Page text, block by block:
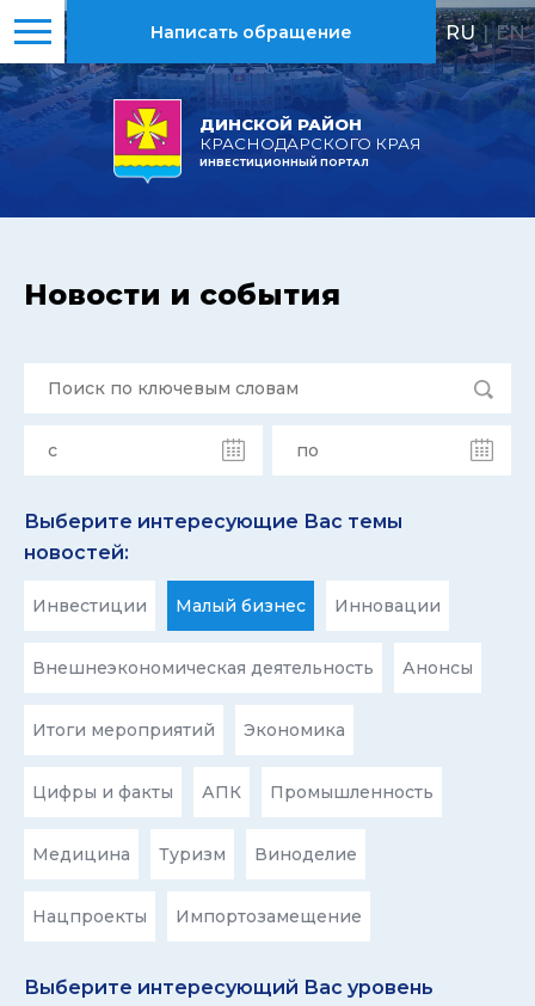
ДИНСКОЙ РАЙОН
КРАСНОДАРСКОГО КРАЯ
ИНВЕСТИЦИОННЫЙ ПОРТАЛ
Написать обращение RU | EN
Новости и события
Выберите интересующие Вас темы
новостей:
Инвестиции Малый бизнес Инновации
Внешнеэкономическая деятельность Анонсы
Итоги мероприятий Экономика
Цифры и факты АПК Промышленность
Медицина Туризм Виноделие
Нацпроекты Импортозамещение
Выберите интересующий Вас уровень